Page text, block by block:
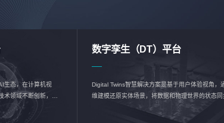
生态，在计算机视
术领域不断创新，持
能力开放
数字孪生（DT）平台
Digital Twins智慧解决方案是基于用户体验视角，
维建模还原实体场景，将数据和物理世界的状态同
现，使用户对关键数据有更直观的感受，推动各行
成智能化转型，实现新旧动能的转换